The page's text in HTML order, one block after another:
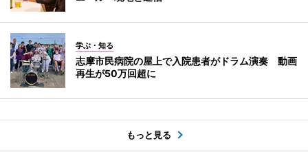
学ぶ・知る
志摩市民病院の屋上で入院患者がドラム演奏 動画
再生が50万回超に
もっと見る